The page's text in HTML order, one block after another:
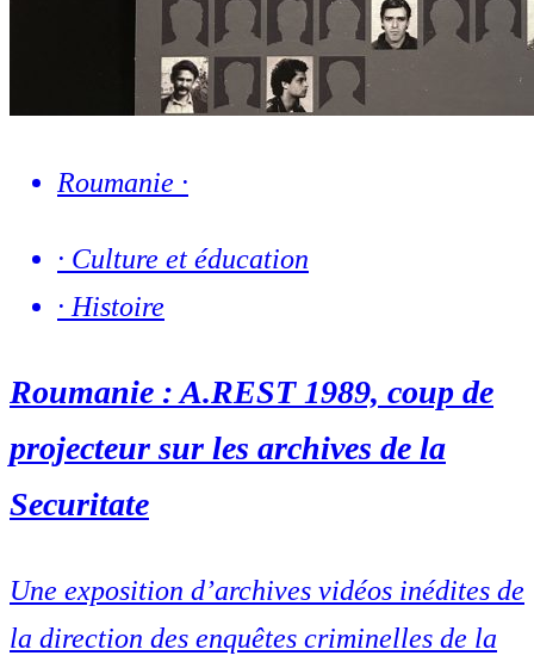
Roumanie ·
· Culture et éducation
·Histoire
Roumanie : A.REST 1989, coup de
projecteur sur les archives de la
Securitate
Une exposition d’archives vidéos inédites de
la direction des enquêtes criminelles de la